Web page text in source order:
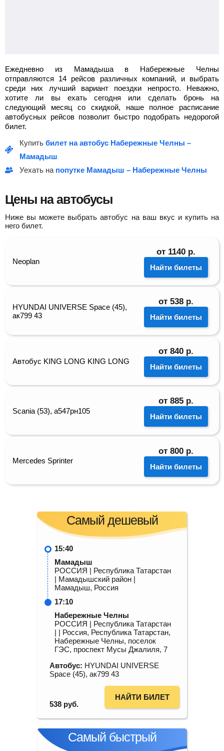
Ежедневно из Мамадыша в Набережные Челны
отправляются 14 рейсов различных компаний, и выбрать
среди них лучший вариант поездки непросто. Неважно,
хотите ли вы ехать сегодня или сделать бронь на
следующий месяц со скидкой, наше полное расписание
автобусных рейсов позволит быстро подобрать недорогой
билет.
Купить билет на автобус Набережные Челны –
Мамадыш
Уехать на попутке Мамадыш – Набережные Челны
Цены на автобусы
Ниже вы можете выбрать автобус на ваш вкус и купить на
него билет.
Neoplan
от 1140 р.
Найти билеты
HYUNDAI UNIVERSE Space (45),
ак799 43
от 538 р.
Найти билеты
Автобус KING LONG KING LONG
от 840 р.
Найти билеты
Scania (53), а547рн105
от 885 р.
Найти билеты
Mercedes Sprinter
от 800 р.
Найти билеты
Самый дешевый
15:40
Мамадыш
РОССИЯ | Республика Татарстан
| Мамадышский район |
Мамадыш, Россия
17:10
Набережные Челны
РОССИЯ | Республика Татарстан
| | Россия, Республика Татарстан,
Набережные Челны, поселок
ГЭС, проспект Мусы Джалиля, 7
Автобус: HYUNDAI UNIVERSE
Space (45), ак799 43
538 руб.
НАЙТИ БИЛЕТ
Самый быстрый